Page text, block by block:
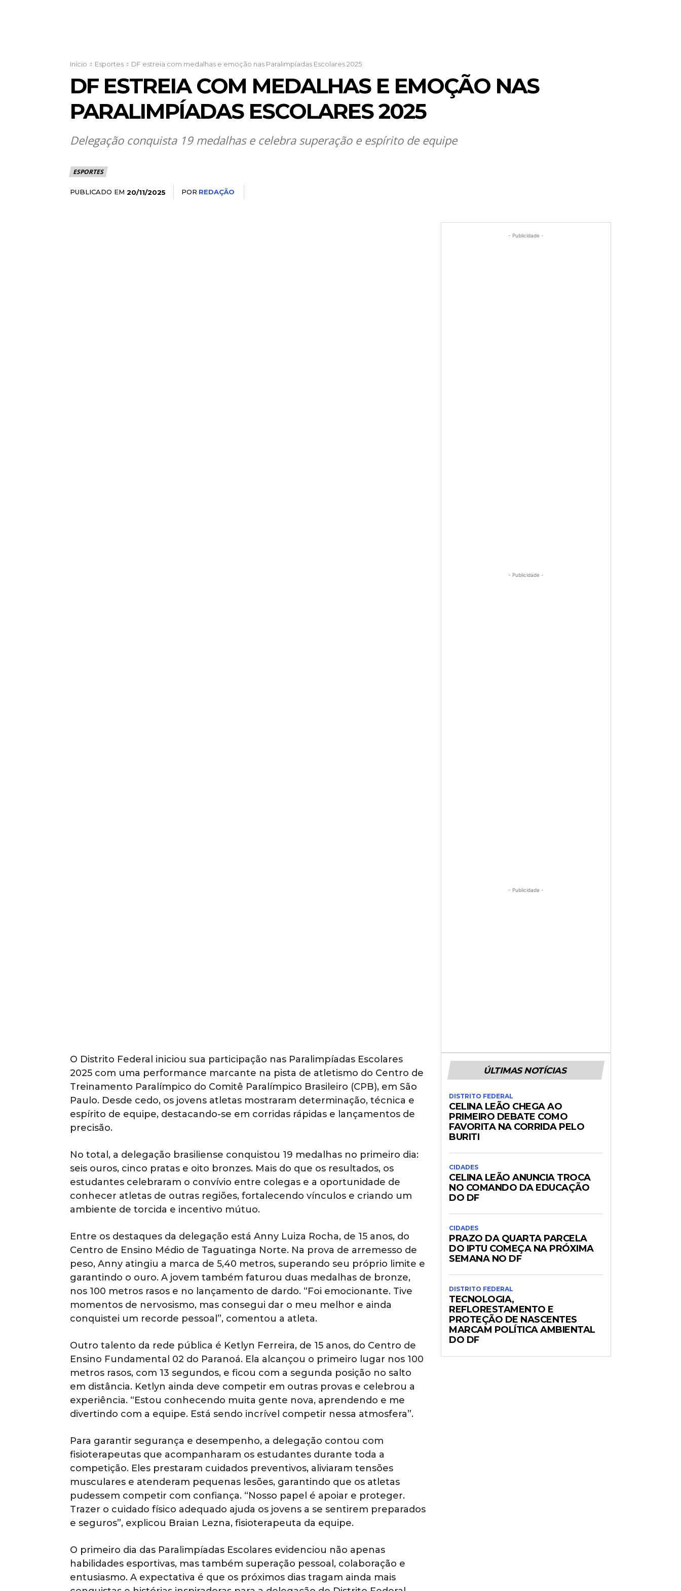
Início Esportes DF estreia com medalhas e emoção nas Paralimpíadas Escolares 2025
DF ESTREIA COM MEDALHAS E EMOÇÃO NAS
PARALIMPÍADAS ESCOLARES 2025
Delegação conquista 19 medalhas e celebra superação e espírito de equipe
ESPORTES
PUBLICADO EM 20/11/2025 POR REDAÇÃO
- Publicidade -
- Publicidade -
- Publicidade -
O Distrito Federal iniciou sua participação nas Paralimpíadas Escolares
2025 com uma performance marcante na pista de atletismo do Centro de
Treinamento Paralímpico do Comitê Paralímpico Brasileiro (CPB), em São
Paulo. Desde cedo, os jovens atletas mostraram determinação, técnica e
espírito de equipe, destacando-se em corridas rápidas e lançamentos de
precisão.
No total, a delegação brasiliense conquistou 19 medalhas no primeiro dia:
seis ouros, cinco pratas e oito bronzes. Mais do que os resultados, os
estudantes celebraram o convívio entre colegas e a oportunidade de
conhecer atletas de outras regiões, fortalecendo vínculos e criando um
ambiente de torcida e incentivo mútuo.
Entre os destaques da delegação está Anny Luiza Rocha, de 15 anos, do
Centro de Ensino Médio de Taguatinga Norte. Na prova de arremesso de
peso, Anny atingiu a marca de 5,40 metros, superando seu próprio limite e
garantindo o ouro. A jovem também faturou duas medalhas de bronze,
nos 100 metros rasos e no lançamento de dardo. “Foi emocionante. Tive
momentos de nervosismo, mas consegui dar o meu melhor e ainda
conquistei um recorde pessoal”, comentou a atleta.
Outro talento da rede pública é Ketlyn Ferreira, de 15 anos, do Centro de
Ensino Fundamental 02 do Paranoá. Ela alcançou o primeiro lugar nos 100
metros rasos, com 13 segundos, e ficou com a segunda posição no salto
em distância. Ketlyn ainda deve competir em outras provas e celebrou a
experiência. “Estou conhecendo muita gente nova, aprendendo e me
divertindo com a equipe. Está sendo incrível competir nessa atmosfera”.
Para garantir segurança e desempenho, a delegação contou com
fisioterapeutas que acompanharam os estudantes durante toda a
competição. Eles prestaram cuidados preventivos, aliviaram tensões
musculares e atenderam pequenas lesões, garantindo que os atletas
pudessem competir com confiança. “Nosso papel é apoiar e proteger.
Trazer o cuidado físico adequado ajuda os jovens a se sentirem preparados
e seguros”, explicou Braian Lezna, fisioterapeuta da equipe.
O primeiro dia das Paralimpíadas Escolares evidenciou não apenas
habilidades esportivas, mas também superação pessoal, colaboração e
entusiasmo. A expectativa é que os próximos dias tragam ainda mais
ÚLTIMAS NOTÍCIAS
DISTRITO FEDERAL
CELINA LEÃO CHEGA AO
PRIMEIRO DEBATE COMO
FAVORITA NA CORRIDA PELO
BURITI
CIDADES
CELINA LEÃO ANUNCIA TROCA
NO COMANDO DA EDUCAÇÃO
DO DF
CIDADES
PRAZO DA QUARTA PARCELA
DO IPTU COMEÇA NA PRÓXIMA
SEMANA NO DF
DISTRITO FEDERAL
TECNOLOGIA,
REFLORESTAMENTO E
PROTEÇÃO DE NASCENTES
MARCAM POLÍTICA AMBIENTAL
DO DF